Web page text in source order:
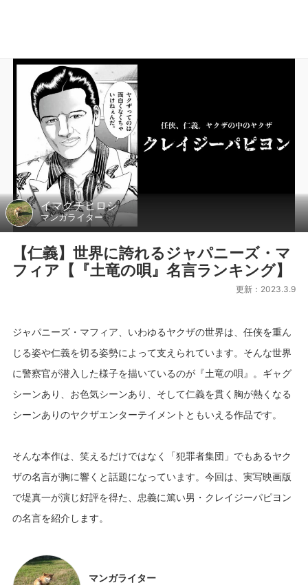
イマグチヒロシ
マンガライター
【仁義】世界に誇れるジャパニーズ・マ
フィア【『土竜の唄』名言ランキング】
更新：2023.3.9
ジャパニーズ・マフィア、いわゆるヤクザの世界は、任侠を重ん
じる姿や仁義を切る姿勢によって支えられています。そんな世界
に警察官が潜入した様子を描いているのが『土竜の唄』。ギャグ
シーンあり、お色気シーンあり、そして仁義を貫く胸が熱くなる
シーンありのヤクザエンターテイメントともいえる作品です。
そんな本作は、笑えるだけではなく「犯罪者集団」でもあるヤク
ザの名言が胸に響くと話題になっています。今回は、実写映画版
で堤真一が演じ好評を得た、忠義に篤い男・クレイジーパピヨン
マンガライター